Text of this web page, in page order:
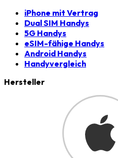
iPhone mit Vertrag
Dual SIM Handys
5G Handys
eSIM-fähige Handys
Android Handys
Handyvergleich
Hersteller